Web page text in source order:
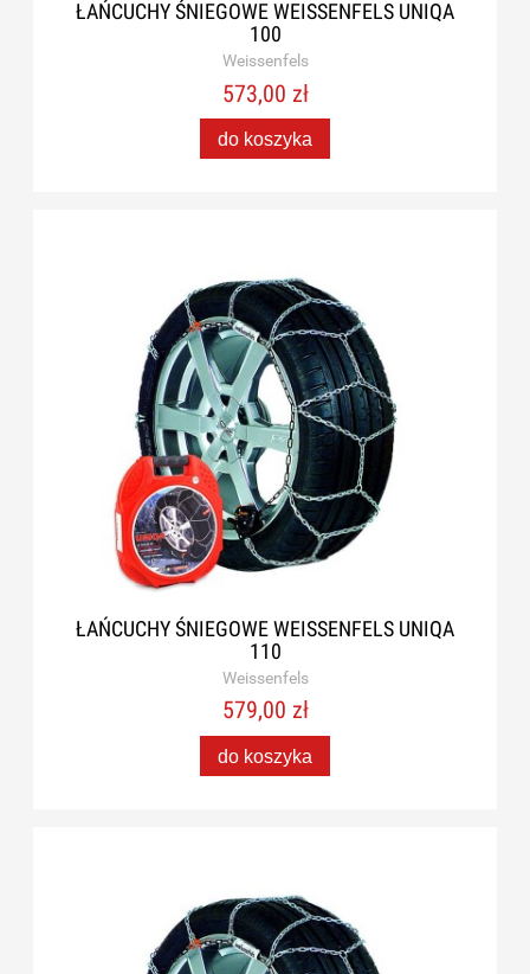
ŁAŃCUCHY ŚNIEGOWE WEISSENFELS UNIQA
100
Weissenfels
573,00 zł
do koszyka
ŁAŃCUCHY ŚNIEGOWE WEISSENFELS UNIQA
110
Weissenfels
579,00 zł
do koszyka